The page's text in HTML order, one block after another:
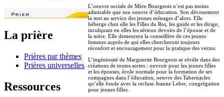
La prière
Prières par thèmes
Prières universelles
Ressources
L’oeuvre sociale de Mère Bourgeois n’est pas moins
admirable que son oeuvre d’éducation. Son dévouement
la met au service des jeunes ménages d’alors. Elle
héberge chez elle les Filles du Roi, les guide et les dirige,
inculquant en elles les sérieux devoirs de l’épouse et de
la mère. Elle demeurera la conseillère de ces jeunes
femmes auprès de qui elles chercheront toujours
réconfort et encouragement pour la pratique des vertus.
L’ingéniosité de Marguerite Bourgeois se révèle dans des
créations de toutes sortes : ouvroir pour les jeunes filles
et les épouses, école normale pour la formation de ses
compagnes dans l’éducation, oeuvre des Tabernacles
qu’elle fonde avec la recluse Jeanne Leber, congrégation
pour jeunes filles.